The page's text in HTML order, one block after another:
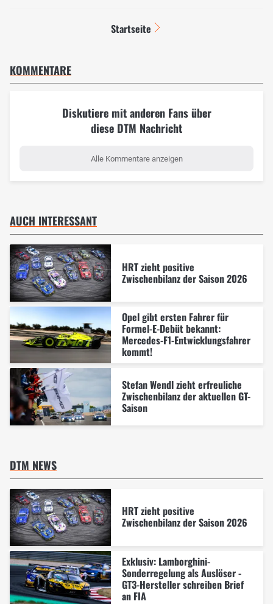
Startseite
KOMMENTARE
Diskutiere mit anderen Fans über
diese DTM Nachricht
Alle Kommentare anzeigen
AUCH INTERESSANT
HRT zieht positive
Zwischenbilanz der Saison 2026
Opel gibt ersten Fahrer für
Formel-E-Debüt bekannt:
Mercedes-F1-Entwicklungsfahrer
kommt!
Stefan Wendl zieht erfreuliche
Zwischenbilanz der aktuellen GT-
Saison
DTM NEWS
HRT zieht positive
Zwischenbilanz der Saison 2026
Exklusiv: Lamborghini-
Sonderregelung als Auslöser -
GT3-Hersteller schreiben Brief
an FIA